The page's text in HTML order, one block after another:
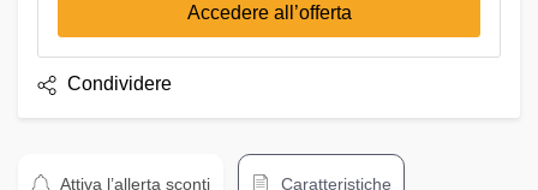
Accedere all’offerta
Condividere
Attiva l’allerta sconti Caratteristiche